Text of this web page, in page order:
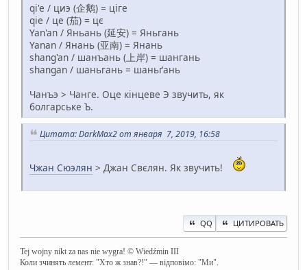
qi'e / циэ (企鹅) = ціге
qie / це (茄) = цє
Yan'an / Яньань (延安) = Яньгань
Yanan / Янань (亚南) = Янань
shang'an / шанъань (上岸) = шангань
shangan / шаньгань = шаньґань
Чанъэ > Чанге. Оце кінцеве Э звучить, як
болгарське Ъ.
Цитата: DarkMax2 от января 7, 2019, 16:58
Чжан Сюэлян > Джан Свєлян. Як звучить!
QQ ЦИТИРОВАТЬ
Tej wojny nikt za nas nie wygra! © Wiedźmin III
Коли зчинять лемент: "Хто ж знав?!" — відповімо: "Ми".